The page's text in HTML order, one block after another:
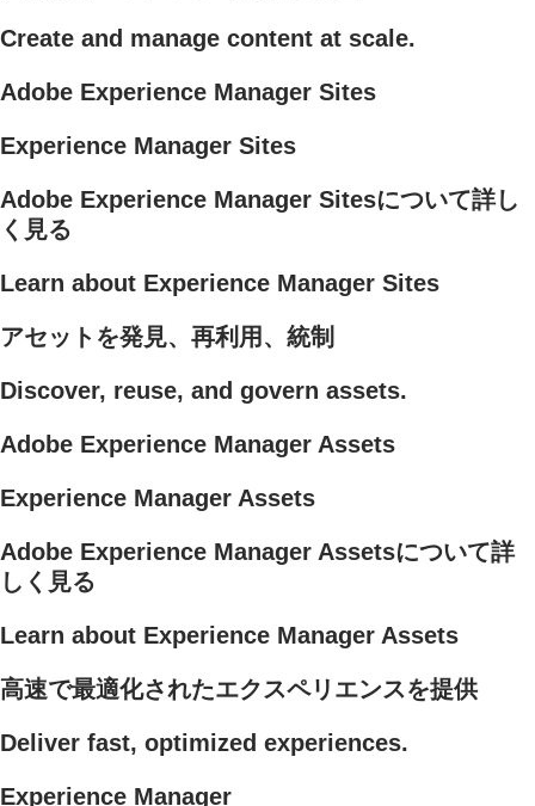
Create and manage content at scale.
Adobe Experience Manager Sites
Experience Manager Sites
Adobe Experience Manager Sitesについて詳し
く見る
Learn about Experience Manager Sites
アセットを発見、再利用、統制
Discover, reuse, and govern assets.
Adobe Experience Manager Assets
Experience Manager Assets
Adobe Experience Manager Assetsについて詳
しく見る
Learn about Experience Manager Assets
高速で最適化されたエクスペリエンスを提供
Deliver fast, optimized experiences.
Experience Manager